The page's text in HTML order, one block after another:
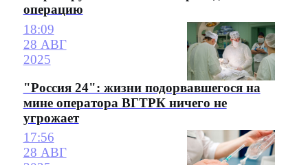
операцию
18:09
28 АВГ
2025
"Россия 24": жизни подорвавшегося на
мине оператора ВГТРК ничего не
угрожает
17:56
28 АВГ